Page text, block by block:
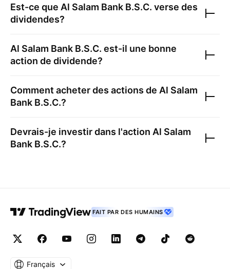
Est-ce que Al Salam Bank B.S.C. verse des
dividendes?
Al Salam Bank B.S.C. est-il une bonne
action de dividende?
Comment acheter des actions de Al Salam
Bank B.S.C.?
Devrais-je investir dans l'action Al Salam
Bank B.S.C.?
FAIT PAR DES HUMAINS
Français